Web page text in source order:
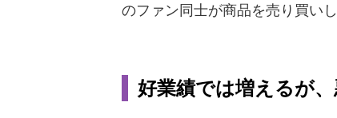
のファン同士が商品を売り買い
好業績では増えるが